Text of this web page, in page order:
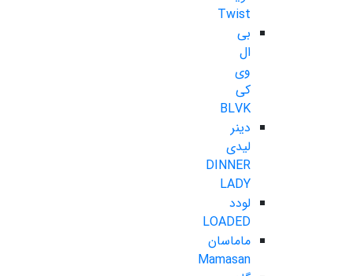
Twist
بی
ال
وی
کی
BLVK
دینر
لیدی
DINNER
LADY
لودد
LOADED
ماماسان
Mamasan